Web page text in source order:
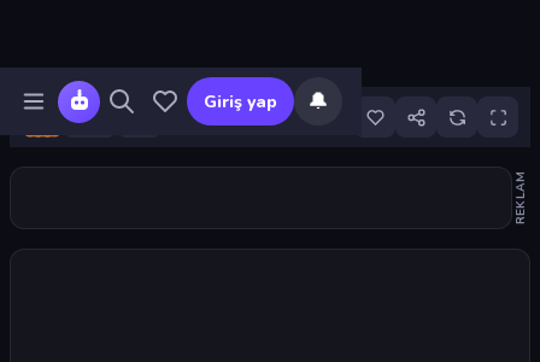
Giriş yap 🔔
3
REKLAM